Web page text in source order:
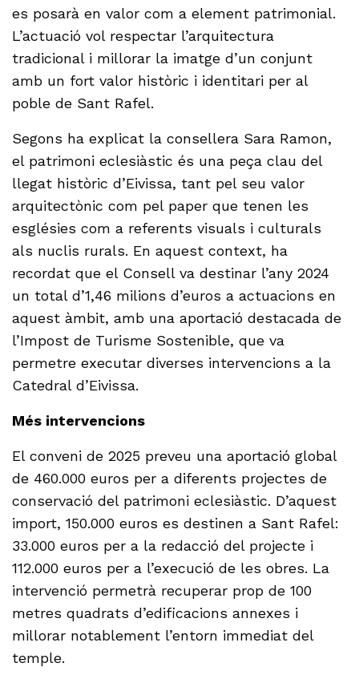
es posarà en valor com a element patrimonial.
L’actuació vol respectar l’arquitectura
tradicional i millorar la imatge d’un conjunt
amb un fort valor històric i identitari per al
poble de Sant Rafel.
Segons ha explicat la consellera Sara Ramon,
el patrimoni eclesiàstic és una peça clau del
llegat històric d’Eivissa, tant pel seu valor
arquitectònic com pel paper que tenen les
esglésies com a referents visuals i culturals
als nuclis rurals. En aquest context, ha
recordat que el Consell va destinar l’any 2024
un total d’1,46 milions d’euros a actuacions en
aquest àmbit, amb una aportació destacada de
l’Impost de Turisme Sostenible, que va
permetre executar diverses intervencions a la
Catedral d’Eivissa.
Més intervencions
El conveni de 2025 preveu una aportació global
de 460.000 euros per a diferents projectes de
conservació del patrimoni eclesiàstic. D’aquest
import, 150.000 euros es destinen a Sant Rafel:
33.000 euros per a la redacció del projecte i
112.000 euros per a l’execució de les obres. La
intervenció permetrà recuperar prop de 100
metres quadrats d’edificacions annexes i
millorar notablement l’entorn immediat del
temple.